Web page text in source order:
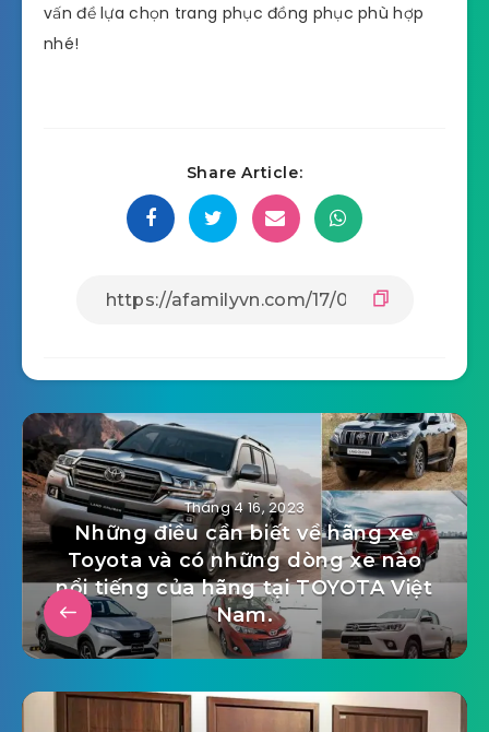
vấn đề lựa chọn trang phục đồng phục phù hợp
nhé!
Share Article:
Tháng 4 16, 2023
Những điều cần biết về hãng xe
Toyota và có những dòng xe nào
nổi tiếng của hãng tại TOYOTA Việt
Nam.